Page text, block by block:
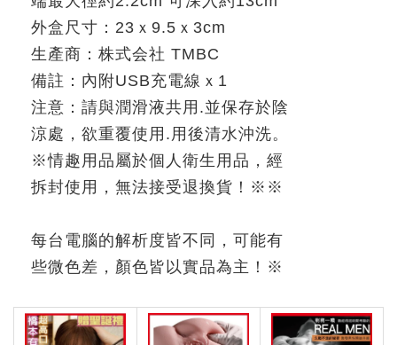
外盒尺寸： 23 ｘ 9.5 ｘ 3cm
生產商：株式会社 TMBC
備註：內附USB充電線ｘ 1
注意：請與潤滑液共用 .並保存於陰
涼處，欲重覆使用 .用後清水沖洗。
※情趣用品屬於個人衛生用品，經
拆封使用，無法接受退換貨！ ※※
每台電腦的解析度皆不同，可能有
些微色差，顏色皆以實品為主！ ※